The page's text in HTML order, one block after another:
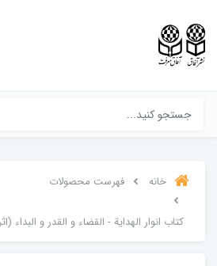
خانه فهرست محصولات
کتاب انوار الهداية - القضاء و القدر و البداء